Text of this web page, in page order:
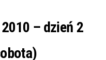
– dzień 2